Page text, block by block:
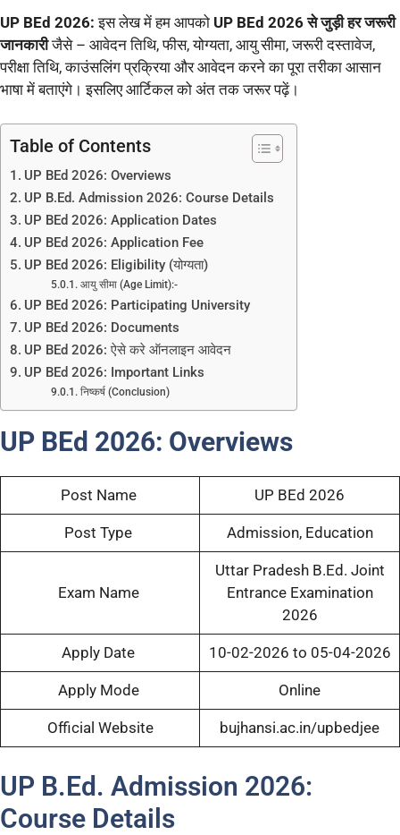
UP BEd 2026: इस लेख में हम आपको UP BEd 2026 से जुड़ी हर जरूरी
जानकारीजैसे – आवेदन तिथि, फीस, योग्यता, आयु सीमा, जरूरी दस्तावेज,
परीक्षा तिथि, काउंसलिंग प्रक्रिया और आवेदन करने का पूरा तरीका आसान
भाषा में बताएंगे। इसलिए आर्टिकल को अंत तक जरूर पढ़ें।
Table of Contents
UP BEd 2026: Overviews
UP B.Ed. Admission 2026: Course Details
UP BEd 2026: Application Dates
UP BEd 2026: Application Fee
UP BEd 2026: Eligibility (योग्यता)
आयु सीमा (Age Limit):-
UP BEd 2026: Participating University
UP BEd 2026: Documents
UP BEd 2026: ऐसे करे ऑनलाइन आवेदन
UP BEd 2026: Important Links
निष्कर्ष (Conclusion)
UP BEd 2026: Overviews
Post Name UP BEd 2026
Post Type Admission, Education
Exam Name
Uttar Pradesh B.Ed. Joint
Entrance Examination
2026
Apply Date 10-02-2026 to 05-04-2026
Apply Mode Online
Official Website bujhansi.ac.in/upbedjee
UP B.Ed. Admission 2026:
Course Details